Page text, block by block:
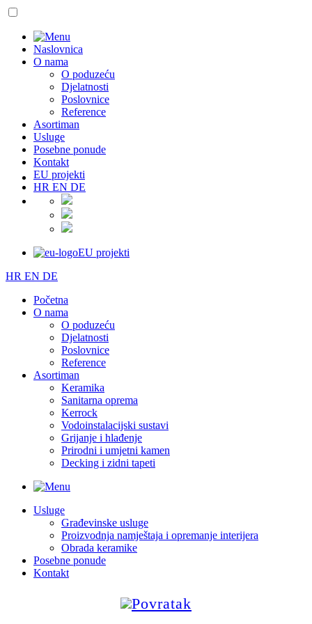
Naslovnica
O nama
O poduzeću
Djelatnosti
Poslovnice
Reference
Asortiman
Usluge
Posebne ponude
Kontakt
EU projekti
HR EN DE
EU projekti
HR EN DE
Početna
O nama
O poduzeću
Djelatnosti
Poslovnice
Reference
Asortiman
Keramika
Sanitarna oprema
Kerrock
Vodoinstalacijski sustavi
Grijanje i hlađenje
Prirodni i umjetni kamen
Decking i zidni tapeti
Usluge
Građevinske usluge
Proizvodnja namještaja i opremanje interijera
Obrada keramike
Posebne ponude
Kontakt
Povratak